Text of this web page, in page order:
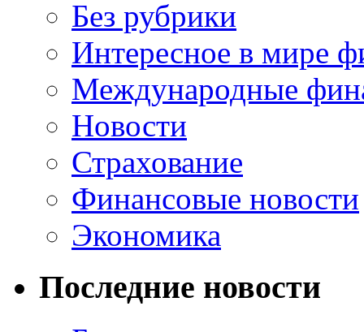
Без рубрики
Интересное в мире
Международные
Новости
Страхование
Финансовые новости
Экономика
Последние новости